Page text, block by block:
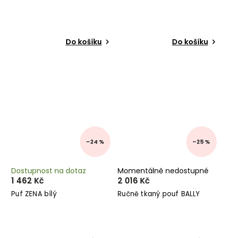
Do košíku Do košíku
–24 %
Puf ZENA bílý
Dostupnost na dotaz
1 462 Kč
–25 %
Ručně tkaný pouf BALLY
Momentálně nedostupné
2 016 Kč